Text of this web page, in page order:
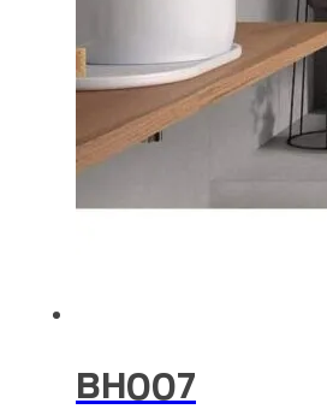
BH007